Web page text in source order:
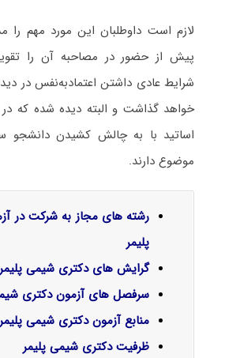
لازم است داوطلبان این مورد مهم را
پیش از حضور در مصاحبه آن را
شرایط عادی داشتن اعتمادبه‌نفس در
خواهد گذاشت و البته دیده شده که
اساتید با به چالش کشیدن
موضوع دارند.
رشته های مجاز به شرکت در
پلیمر
گرایش‌ های دکتری شیمی پلیمر
سرفصل‌ های آزمون دکتری
منابع آزمون دکتری شیمی پلیمر
ظرفیت دکتری شیمی پلیمر